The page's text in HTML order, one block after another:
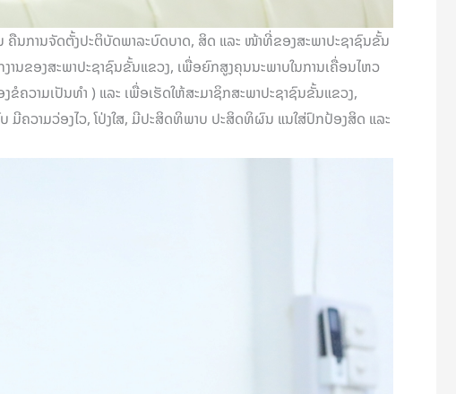
ນການຈັດຕັ້ງປະຕິບັດພາລະບົດບາດ, ສິດ ແລະ ໜ້າທີ່ຂອງສະພາປະຊາຊົນຂັ້ນ
ນຂອງສະພາປະຊາຊົນຂັ້ນແຂວງ, ເພື່ອຍົກສູງຄຸນນະພາບໃນການເຄື່ອນໄຫວ
ຄວາມເປັນທຳ ) ແລະ ເພື່ອເຮັດໃຫ້ສະມາຊິກສະພາປະຊາຊົນຂັ້ນແຂວງ,
ມີຄວາມວ່ອງໄວ, ໂປ່ງໃສ, ມີປະສິດທິພາບ ປະສິດທິຜົນ ແນໃສ່ປົກປ້ອງສິດ ແລະ